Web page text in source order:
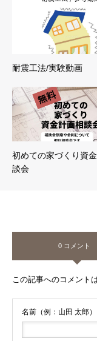
耐震工法/実験動画
初めての家づくり資
談会
0 コメント
この記事へのコメント
名前（例：山田 太郎）